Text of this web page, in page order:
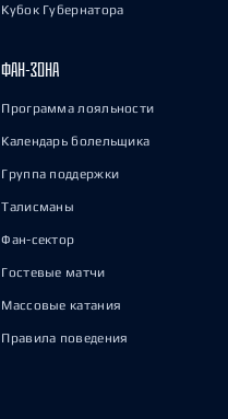
Кубок Губернатора
ФАН-ЗОНА
Программа лояльности
Календарь болельщика
Группа поддержки
Талисманы
Фан-сектор
Гостевые матчи
Массовые катания
Правила поведения